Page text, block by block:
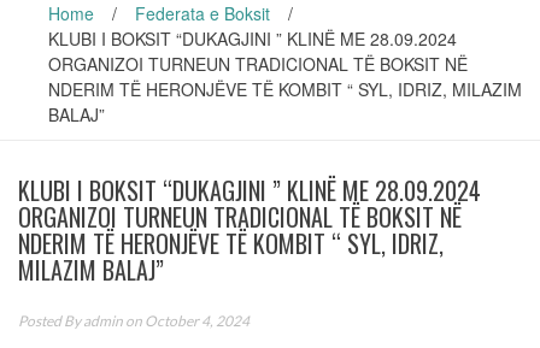
Home / Federata e Boksit
/
KLUBI I BOKSIT “DUKAGJINI ” KLINË ME 28.09.2024
ORGANIZOI TURNEUN TRADICIONAL TË BOKSIT NË
NDERIM TË HERONJËVE TË KOMBIT “ SYL, IDRIZ, MILAZIM
BALAJ”
KLUBI I BOKSIT “DUKAGJINI ” KLINË ME 28.09.2024
ORGANIZOI TURNEUN TRADICIONAL TË BOKSIT NË
NDERIM TË HERONJËVE TË KOMBIT “ SYL, IDRIZ,
MILAZIM BALAJ”
Posted Byadmin on October 4, 2024